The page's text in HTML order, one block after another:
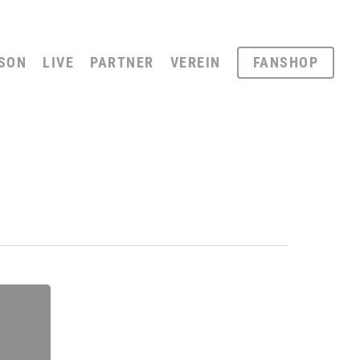
LIVE PARTNER VEREIN FANSHOP